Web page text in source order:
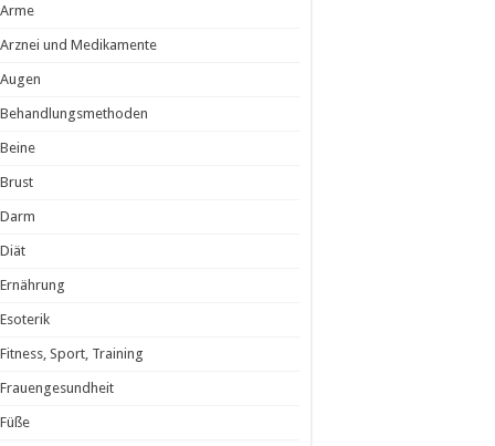
Arme
Arznei und Medikamente
Augen
Behandlungsmethoden
Beine
Brust
Darm
Diät
Ernährung
Esoterik
Fitness, Sport, Training
Frauengesundheit
Füße